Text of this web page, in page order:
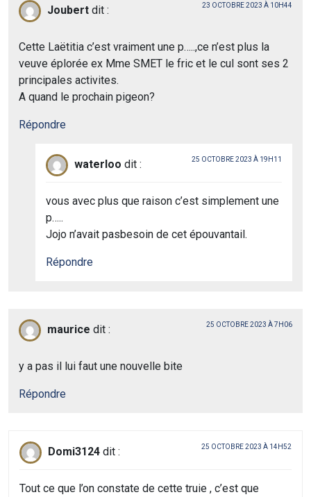
Joubert dit : 23 OCTOBRE 2023 À 10H44
Cette Laëtitia c’est vraiment une p…..,ce n’est plus la
veuve éplorée ex Mme SMET le fric et le cul sont ses 2
principales activites.
A quand le prochain pigeon?
Répondre
waterloo dit : 25 OCTOBRE 2023 À 19H11
vous avec plus que raison c’est simplement une
p…..
Jojo n’avait pasbesoin de cet épouvantail.
Répondre
maurice dit : 25 OCTOBRE 2023 À 7H06
y a pas il lui faut une nouvelle bite
Répondre
Domi3124 dit : 25 OCTOBRE 2023 À 14H52
Tout ce que l’on constate de cette truie , c’est que